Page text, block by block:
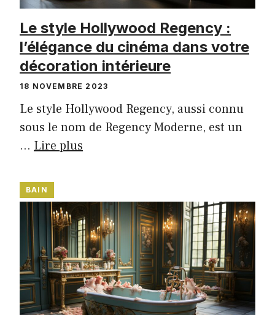
Le style Hollywood Regency :
l’élégance du cinéma dans votre
décoration intérieure
18 NOVEMBRE 2023
Le style Hollywood Regency, aussi connu
sous le nom de Regency Moderne, est un
… Lire plus
BAIN